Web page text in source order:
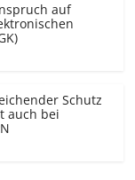
auf
Schutz
auch bei